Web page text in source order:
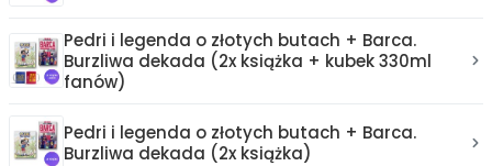
Pedri i legenda o złotych butach + Barca.
Burzliwa dekada (2x książka + kubek 330ml
fanów)
Pedri i legenda o złotych butach + Barca.
Burzliwa dekada (2x książka)